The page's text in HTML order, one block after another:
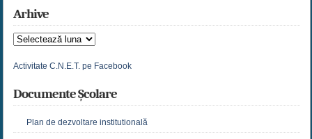
Arhive
Arhive
Activitate C.N.E.T. pe Facebook
Documente Școlare
Plan de dezvoltare institutională